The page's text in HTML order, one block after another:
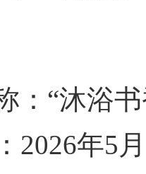
：“沐浴
年5